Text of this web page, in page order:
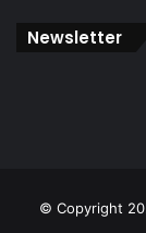
Newsletter
© Copyright